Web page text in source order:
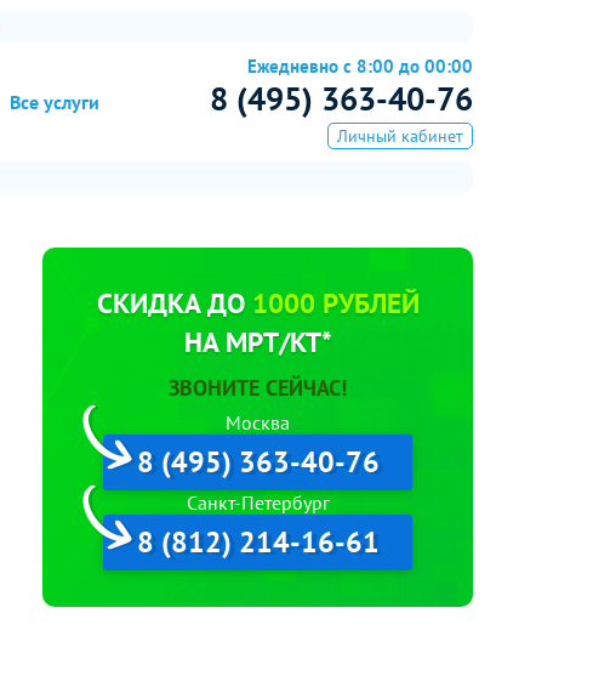
Все услуги
Ежедневно с 8:00 до 00:00
8 (495) 363-40-76
Личный кабинет
СКИДКА ДО 1000 РУБЛЕЙ
НА МРТ/КТ*
ЗВОНИТЕ СЕЙЧАС!
Москва
8 (495) 363-40-76
Санкт-Петербург
8 (812) 214-16-61